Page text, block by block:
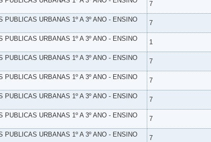
7
PUBLICAS URBANAS 1º A 3º ANO - ENSINO
7
PUBLICAS URBANAS 1º A 3º ANO - ENSINO
1
PUBLICAS URBANAS 1º A 3º ANO - ENSINO
7
PUBLICAS URBANAS 1º A 3º ANO - ENSINO
7
PUBLICAS URBANAS 1º A 3º ANO - ENSINO
7
PUBLICAS URBANAS 1º A 3º ANO - ENSINO
7
PUBLICAS URBANAS 1º A 3º ANO - ENSINO
7